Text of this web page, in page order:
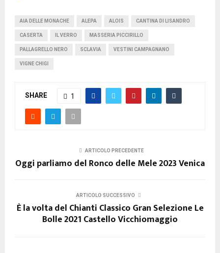
AIA DELLE MONACHE ALEPA ALOIS CANTINA DI LISANDRO
CASERTA IL VERRO MASSERIA PICCIRILLO
PALLAGRELLO NERO SCLAVIA VESTINI CAMPAGNANO
VIGNE CHIGI
SHARE 1
ARTICOLO PRECEDENTE
Oggi parliamo del Ronco delle Mele 2023 Venica
ARTICOLO SUCCESSIVO
È la volta del Chianti Classico Gran Selezione Le
Bolle 2021 Castello Vicchiomaggio